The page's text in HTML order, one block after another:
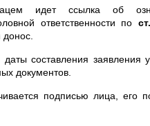
идет ссылка об
ответственности по
составления заявления
документов.
подписью лица, его